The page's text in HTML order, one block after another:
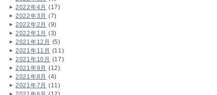
2022年4月 (17)
2022年3月 (7)
2022年2月 (9)
2022年1月 (3)
2021年12月 (5)
2021年11月 (11)
2021年10月 (17)
2021年9月 (12)
2021年8月 (4)
2021年7月 (11)